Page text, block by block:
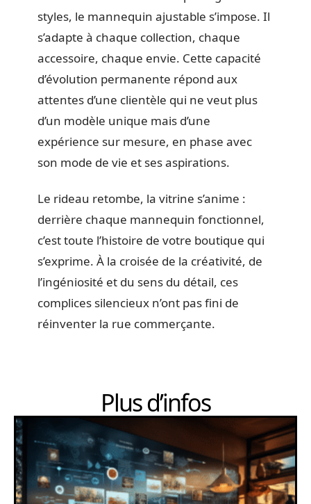
styles, le mannequin ajustable s’impose. Il
s’adapte à chaque collection, chaque
accessoire, chaque envie. Cette capacité
d’évolution permanente répond aux
attentes d’une clientèle qui ne veut plus
d’un modèle unique mais d’une
expérience sur mesure, en phase avec
son mode de vie et ses aspirations.
Le rideau retombe, la vitrine s’anime :
derrière chaque mannequin fonctionnel,
c’est toute l’histoire de votre boutique qui
s’exprime. À la croisée de la créativité, de
l’ingéniosité et du sens du détail, ces
complices silencieux n’ont pas fini de
réinventer la rue commerçante.
Plus d’infos